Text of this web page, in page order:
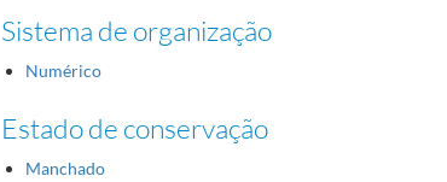
Sistema de organização
Numérico
Estado de conservação
Manchado